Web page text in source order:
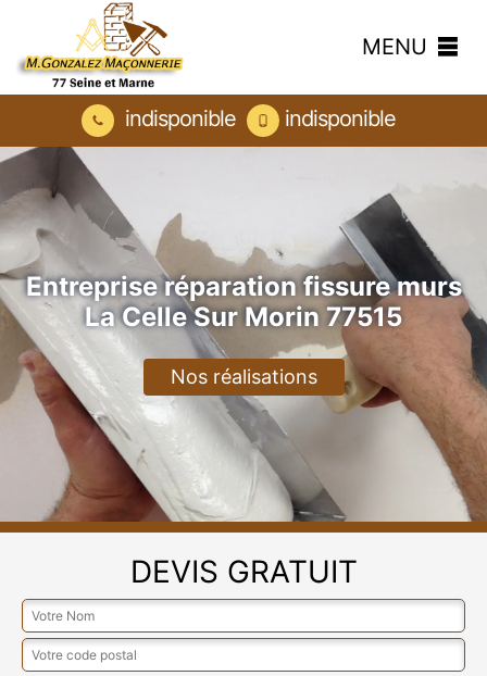
MENU
indisponible indisponible
Entreprise réparation fissure murs
La Celle Sur Morin 77515
Nos réalisations
DEVIS GRATUIT